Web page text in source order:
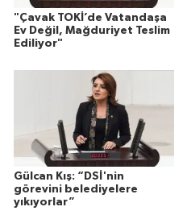
"Çavak TOKİ’de Vatandaşa
Ev Değil, Mağduriyet Teslim
Ediliyor"
Gülcan Kış: “DSİ'nin
görevini belediyelere
yıkıyorlar”